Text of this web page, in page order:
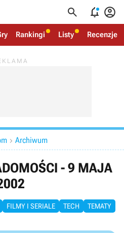
  
Rankingi Listy Recenzje
 Archiwum
- 9 MAJA
FILMY I SERIALE TECH TEMATY